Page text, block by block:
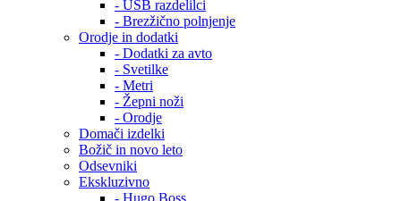
- USB razdelilci
- Brezžično polnjenje
Orodje in dodatki
- Dodatki za avto
- Svetilke
- Metri
- Žepni noži
- Orodje
Domači izdelki
Božič in novo leto
Odsevniki
Ekskluzivno
- Hugo Boss